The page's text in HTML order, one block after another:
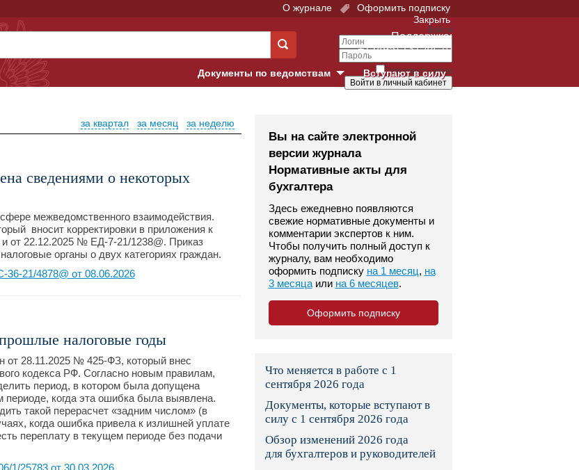
О журнале
Оформить подписку
Закрыть
Войти
Запомнить меня
Поддержка:
+7 (495) 737-44-10
Вступают в силу
Документы по ведомствам
Банк России
Верховный Суд
Гострудинспекция в г. Москве
Конституционный Суд
Пенсионный фонд
Правительство
Социальный фонд России
Суд общей юрисдикции
за неделю
за месяц
за квартал
сведениями о некоторых
межведомственного взаимодействия.
вносит корректировки в приложения к
от 22.12.2025 № ЕД-7-21/1238@. Приказ
органы о двух категориях граждан.
21/4878@ от 08.06.2026
налоговые годы
от 28.11.2025 № 425-ФЗ, который внес
кодекса РФ. Согласно новым правилам,
период, в котором была допущена
периоде, когда эта ошибка была выявлена.
такой перерасчет «задним числом» (в
когда ошибка привела к излишней уплате
переплату в текущем периоде без подачи
1/25783 от 30.03.2026
Вы на сайте электронной
версии журнала
Нормативные акты для
бухгалтера
Здесь ежедневно появляются
свежие нормативные документы и
комментарии экспертов к ним.
Чтобы получить полный доступ к
журналу, вам необходимо
оформить подписку на 1 месяц, на
3 месяцаили на 6 месяцев.
Оформить подписку
Что меняется в работе с 1
сентября 2026 года
Документы, которые вступают в
силу с 1 сентября 2026 года
Обзор изменений 2026 года
для бухгалтеров и руководителей